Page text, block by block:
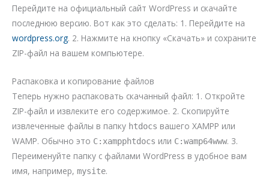
Перейдите на официальный сайт WordPress и скачайте
последнюю версию. Вот как это сделать: 1. Перейдите на
wordpress.org. 2. Нажмите на кнопку «Скачать» и сохраните
ZIP-файл на вашем компьютере.
Распаковка и копирование файлов
Теперь нужно распаковать скачанный файл: 1. Откройте
ZIP-файл и извлеките его содержимое. 2. Скопируйте
извлеченные файлы в папку htdocs вашего XAMPP или
WAMP. Обычно это C:xampphtdocs или C:wamp64www. 3.
Переименуйте папку с файлами WordPress в удобное вам
имя, например, mysite.